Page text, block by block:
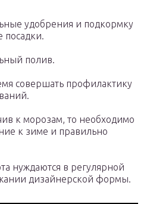
удобрения и подкормку
посадки.
полив.
совершать профилактику
к морозам, то необходимо
к зиме и правильно
нуждаются в регулярной
дизайнерской формы.